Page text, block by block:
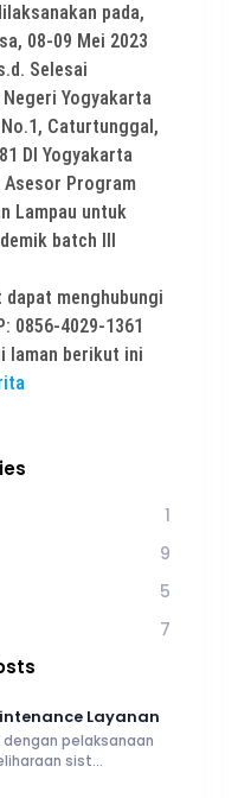
pada,
08-09 Mei 2023
Selesai
Yogyakarta
Caturtunggal,
DI Yogyakarta
Program
Lampau untuk
batch III
menghubungi
0856-4029-1361
laman berikut ini
1
9
5
7
Layanan
dengan pelaksanaan
sist...